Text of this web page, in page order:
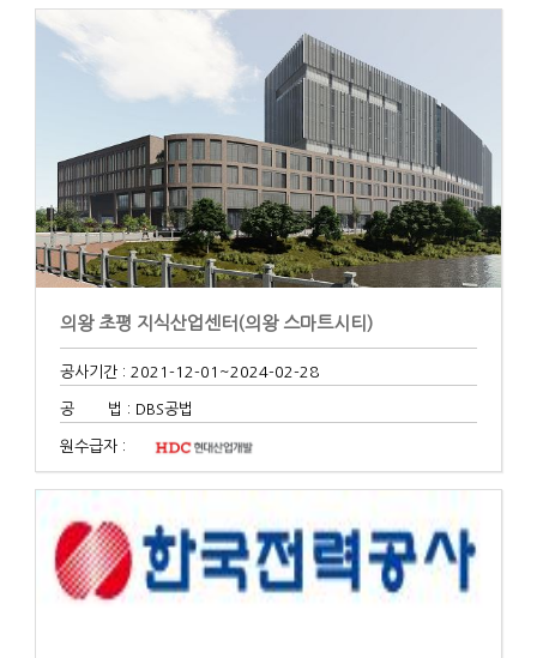
의왕 초평 지식산업센터(의왕 스마트시티)
공사기간 : 2021-12-01 ~2024-02-28
공 법 : DBS공법
원수급자 :